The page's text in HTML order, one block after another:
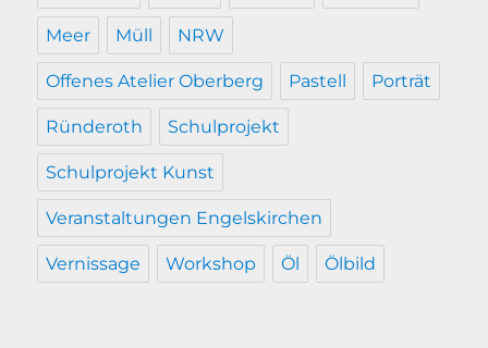
Meer Müll NRW
Offenes Atelier Oberberg Pastell Porträt
Ründeroth Schulprojekt
Schulprojekt Kunst
Veranstaltungen Engelskirchen
Vernissage Workshop Öl Ölbild